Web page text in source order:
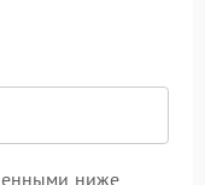
ниже